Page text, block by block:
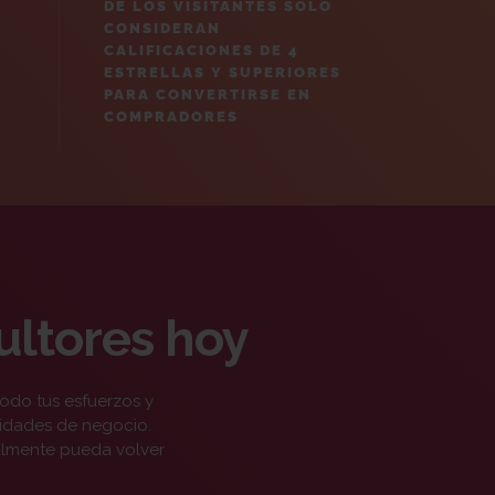
DE LOS VISITANTES SOLO
CONSIDERAN
CALIFICACIONES DE 4
ESTRELLAS Y SUPERIORES
PARA CONVERTIRSE EN
COMPRADORES
hoy
tus esfuerzos y
de negocio.
pueda volver